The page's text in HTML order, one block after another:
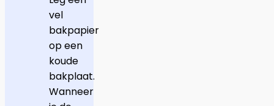
vel
bakpapier
op een
koude
bakplaat.
Wanneer